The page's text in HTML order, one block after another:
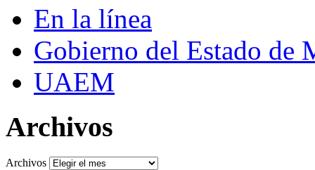
En la línea
Gobierno del Estado de
UAEM
Archivos
Archivos